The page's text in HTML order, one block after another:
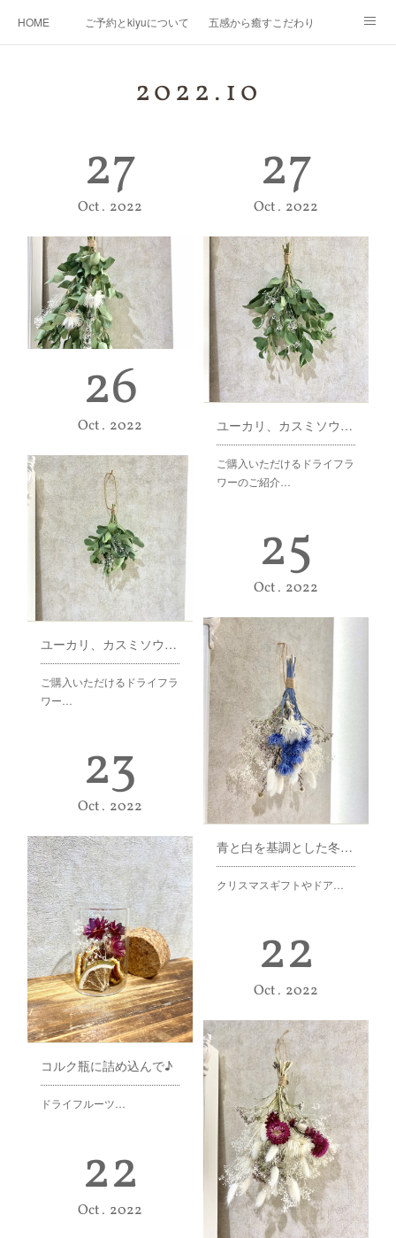
HOME ご予約とkiyuについて 五感から癒すこだわり
2022 . 10
27
Oct 2022
ご購入いただけるド…
27
Oct 2022
ユーカリ、カスミソウのシンプルスワッグ♪
ご購入いただけるドライフラ
ワーのご紹介…
26
Oct 2022
ユーカリ、カスミソウのミニスワッグ♪
ご購入いただけるドライフラ
ワー…
25
Oct 2022
青と白を基調とした冬スワッグ♪
クリスマスギフトやドア…
23
Oct 2022
コルク瓶に詰め込んで♪
ドライフルーツ…
22
Oct 2022
22
Oct 2022